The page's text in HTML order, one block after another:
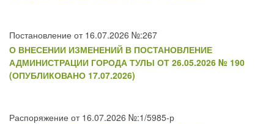
Постановление от 16.07.2026 №:267
О ВНЕСЕНИИ ИЗМЕНЕНИЙ В ПОСТАНОВЛЕНИЕ
АДМИНИСТРАЦИИ ГОРОДА ТУЛЫ ОТ 26.05.2026 № 190
(ОПУБЛИКОВАНО 17.07.2026)
Распоряжение от 16.07.2026 №:1/5985-р